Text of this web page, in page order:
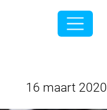
16 maart 2020